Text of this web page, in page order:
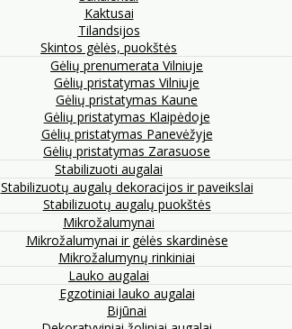
Kaktusai
Tilandsijos
Skintos gėlės, puokštės
Gėlių prenumerata Vilniuje
Gėlių pristatymas Vilniuje
Gėlių pristatymas Kaune
Gėlių pristatymas Klaipėdoje
Gėlių pristatymas Panevėžyje
Gėlių pristatymas Zarasuose
Stabilizuoti augalai
Stabilizuotų augalų dekoracijos ir paveikslai
Stabilizuotų augalų puokštės
Mikrožalumynai
Mikrožalumynai ir gėlės skardinėse
Mikrožalumynų rinkiniai
Lauko augalai
Egzotiniai lauko augalai
Bijūnai